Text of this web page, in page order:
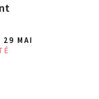
29 MAI